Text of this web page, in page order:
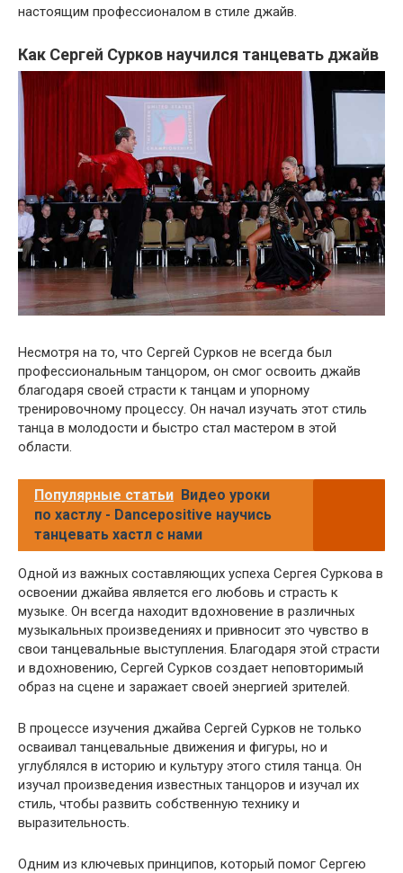
настоящим профессионалом в стиле джайв.
Как Сергей Сурков научился танцевать джайв
Несмотря на то, что Сергей Сурков не всегда был
профессиональным танцором, он смог освоить джайв
благодаря своей страсти к танцам и упорному
тренировочному процессу. Он начал изучать этот стиль
танца в молодости и быстро стал мастером в этой
области.
Популярные статьи Видео уроки
по хастлу - Dancepositive научись
танцевать хастл с нами
Одной из важных составляющих успеха Сергея Суркова в
освоении джайва является его любовь и страсть к
музыке. Он всегда находит вдохновение в различных
музыкальных произведениях и привносит это чувство в
свои танцевальные выступления. Благодаря этой страсти
и вдохновению, Сергей Сурков создает неповторимый
образ на сцене и заражает своей энергией зрителей.
В процессе изучения джайва Сергей Сурков не только
осваивал танцевальные движения и фигуры, но и
углублялся в историю и культуру этого стиля танца. Он
изучал произведения известных танцоров и изучал их
стиль, чтобы развить собственную технику и
выразительность.
Одним из ключевых принципов, который помог Сергею